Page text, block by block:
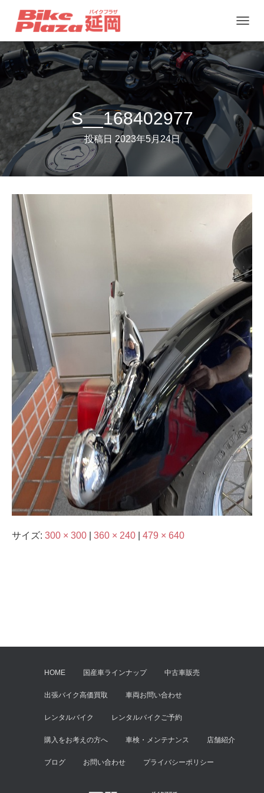
ビ
ー
シ
ョ
ン
を
り
S__168402977
投稿日 2023年5月24日
サイズ: 300 × 300 360 × 240 479 × 640
HOME 国産車ラインナップ 中古車販売
出張バイク高価買取 車両お問い合わせ
レンタルバイク レンタルバイクご予約
購入をお考えの方へ 車検・メンテナンス 店舗紹介
ブログ お問い合わせ プライバシーポリシー